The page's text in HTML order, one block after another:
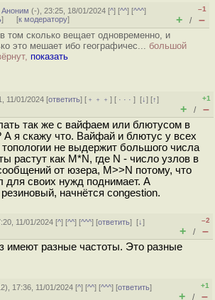
,Аноним (-), 23:25, 18/01/2024 [^] [^^] [^^^]
] [к модератору]
–1
+ / –
том сколько вещает одновременно, и
это мешает ибо географичес... большой
показать
11/01/2024 [ответить] [ ﹢﹢﹢] [ · · ·][↓] [↑]
+1
+ / –
так же с вайфаем или блютусом в
А я скажу что. Вайфай и блютус у всех
топологии не выдержит большого числа
растут как M*N, где N - число узлов в
от юзера, M>>N потому, что
для своих нужд поднимает. А
начнётся congestion.
11/01/2024 [^] [^^] [^^^] [ответить][↓]
–2
+ / –
имеют разные частоты. Это разные
), 17:36, 11/01/2024 [^] [^^] [^^^] [ответить]
+1
+ / –